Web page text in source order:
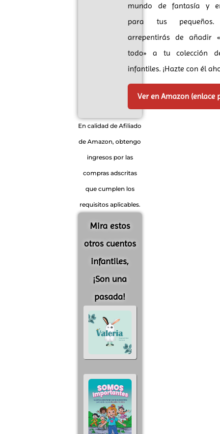
mundo de fantasía y
para tus
arrepentirás de añadir
todo» a tu colección
infantiles. ¡Hazte con él
Ver en Amazon (enlace
En calidad de Afiliado
de Amazon, obtengo
ingresos por las
compras adscritas
que cumplen los
requisitos aplicables.
Mira estos
otros cuentos
infantiles,
¡Son una
pasada!